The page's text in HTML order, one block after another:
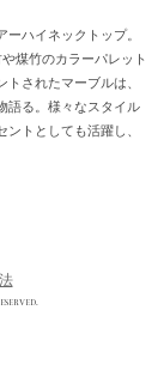
ハイネックトップ。
煤竹のカラーパレット
されたマーブルは、
語る。様々なスタイル
トとしても活躍し、